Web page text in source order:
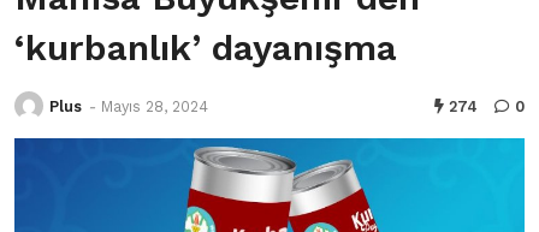
‘kurbanlık’ dayanışma
Plus - Mayıs 28, 2024 274 0